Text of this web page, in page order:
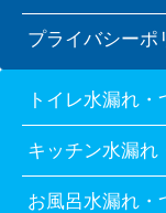
プライバシーポ
トイレ水漏れ・
キッチン水漏れ
お風呂水漏れ・